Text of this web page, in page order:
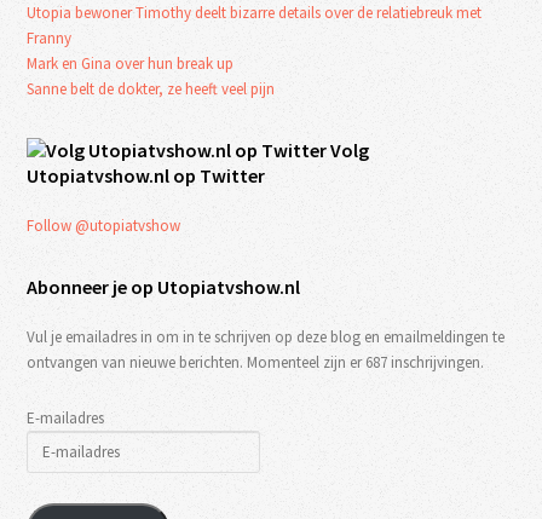
Utopia bewoner Timothy deelt bizarre details over de relatiebreuk met
Franny
Mark en Gina over hun break up
Sanne belt de dokter, ze heeft veel pijn
Volg
Utopiatvshow.nl op Twitter
Follow @utopiatvshow
Abonneer je op Utopiatvshow.nl
Vul je emailadres in om in te schrijven op deze blog en emailmeldingen te
ontvangen van nieuwe berichten. Momenteel zijn er 687 inschrijvingen.
E-mailadres